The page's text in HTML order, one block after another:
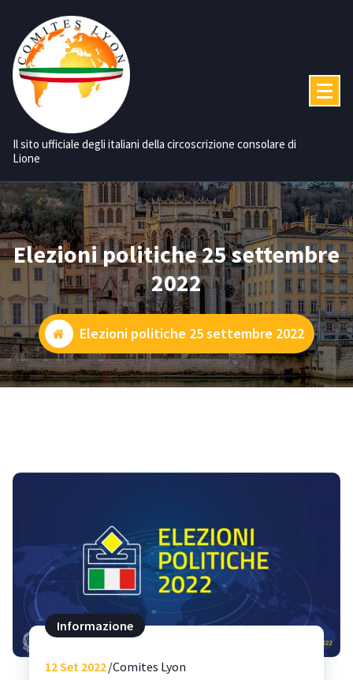
contenuto
Il sito ufficiale degli italiani della circoscrizione consolare di
Lione
Elezioni politiche 25 settembre
2022
Elezioni politiche 25 settembre 2022
Informazione
12Set 2022 Comites Lyon